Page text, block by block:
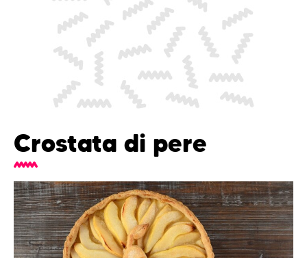
Crostata di pere